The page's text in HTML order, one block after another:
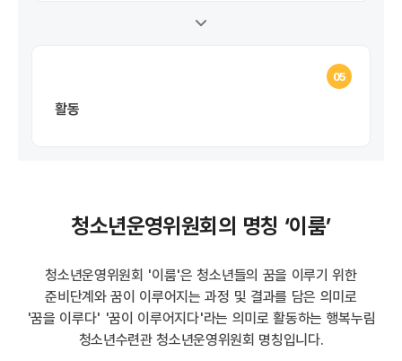
05
활동
청소년운영위원회의 명칭 ‘이룸’
청소년운영위원회 '이룸'은 청소년들의 꿈을 이루기 위한
준비단계와 꿈이 이루어지는 과정 및 결과를 담은 의미로
'꿈을 이루다' '꿈이 이루어지다'라는 의미로 활동하는 행복누림
청소년수련관 청소년운영위원회 명칭입니다.